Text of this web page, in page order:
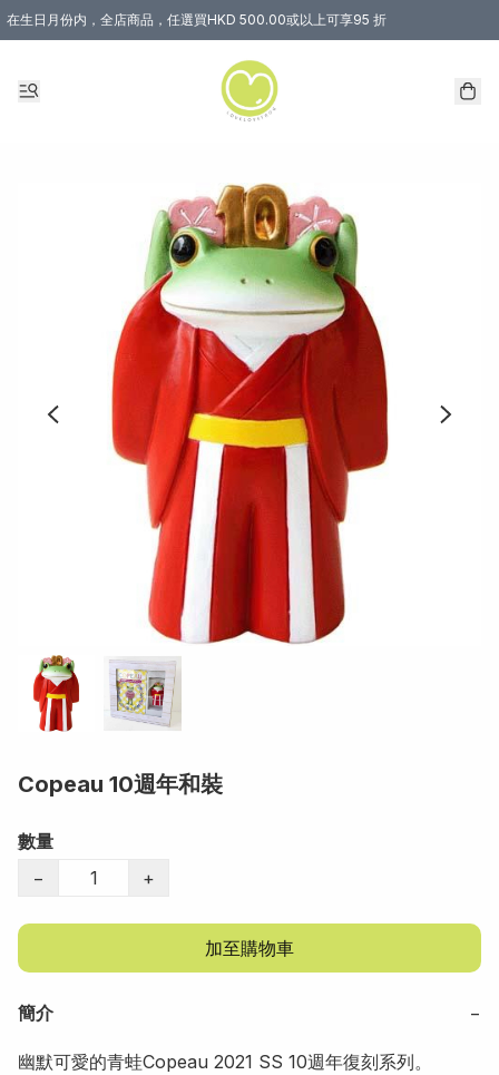
在生日月份内，全店商品，任選買HKD 500.00或以上可享95 折
Copeau 10週年和裝
數量
−
+
加至購物車
簡介 −
幽默可愛的青蛙Copeau 2021 SS 10週年復刻系列。